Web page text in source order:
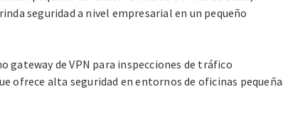
seguridad a nivel empresarial en un pequeño
gateway de VPN para inspecciones de tráfico
ofrece alta seguridad en entornos de oficinas